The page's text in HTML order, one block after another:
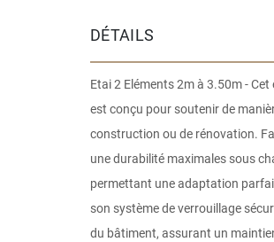
Galerie
DÉTAILS
Etai 2 Eléments 2m à 3.50m -
est conçu pour soutenir de
construction ou de rénovation.
une durabilité maximales sous
permettant une adaptation
son système de verrouillage
du bâtiment, assurant un